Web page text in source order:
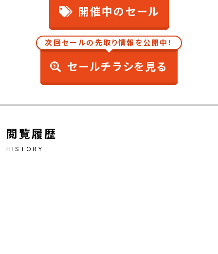
開催中のセール
次回セールの先取り情報を公開中！
セールチラシを見る
閲覧履歴
HISTORY